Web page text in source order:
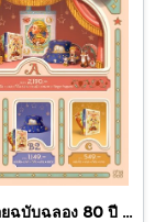
เจ้าชายน้อยฉบับฉลอง 80 ปี Design by APOLAR / Le Petit Prince / อ็องตวน เดอ แซ็งเต็กซูเปรี / อ่าน ๑๐๑